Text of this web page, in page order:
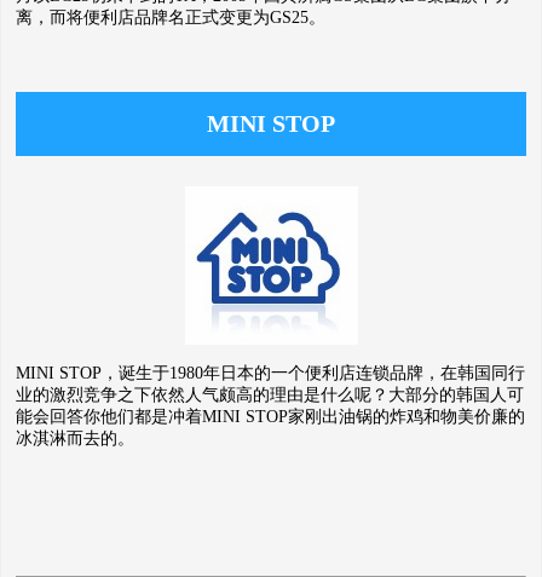
离，而将便利店品牌名正式变更为GS25。
MINI STOP
MINI STOP，诞生于1980年日本的一个便利店连锁品牌，在韩国同行
业的激烈竞争之下依然人气颇高的理由是什么呢？大部分的韩国人可
能会回答你他们都是冲着MINI STOP家刚出油锅的炸鸡和物美价廉的
冰淇淋而去的。